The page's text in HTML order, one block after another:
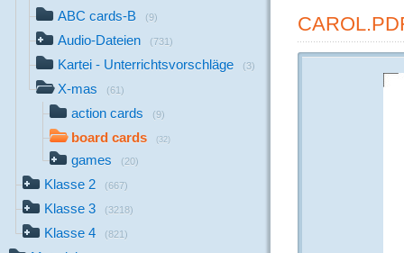
ABC cards-B (9)
Audio-Dateien (731)
Kartei - Unterrichtsvorschläge (3)
X-mas (61)
action cards (9)
board cards (32)
games (20)
Klasse 2 (667)
Klasse 3 (3218)
Klasse 4 (821)